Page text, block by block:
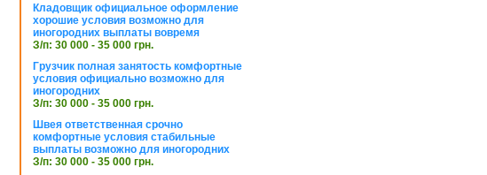
Кладовщик официальное оформление
хорошие условия возможно для
иногородних выплаты вовремя
З/п: 30 000 - 35 000 грн.
Грузчик полная занятость комфортные
условия официально возможно для
иногородних
З/п: 30 000 - 35 000 грн.
Швея ответственная срочно
комфортные условия стабильные
выплаты возможно для иногородних
З/п: 30 000 - 35 000 грн.